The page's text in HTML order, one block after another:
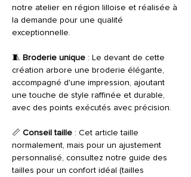
notre atelier en région lilloise et réalisée à
la demande pour une qualité
exceptionnelle.
🧵 Broderie unique : Le devant de cette
création arbore une broderie élégante,
accompagné d'une impression, ajoutant
une touche de style raffinée et durable,
avec des points exécutés avec précision.
📏 Conseil taille : Cet article taille
normalement, mais pour un ajustement
personnalisé, consultez notre guide des
tailles pour un confort idéal (tailles